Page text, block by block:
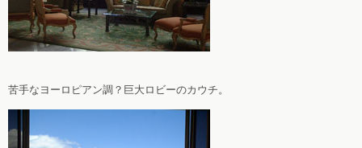
苦手なヨーロピアン調？巨大ロビーのカウチ。